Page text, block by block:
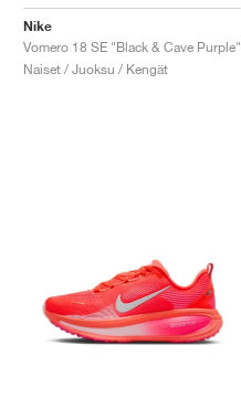
Nike
Vomero 18 SE "Black & Cave Purple"
Naiset / Juoksu / Kengät